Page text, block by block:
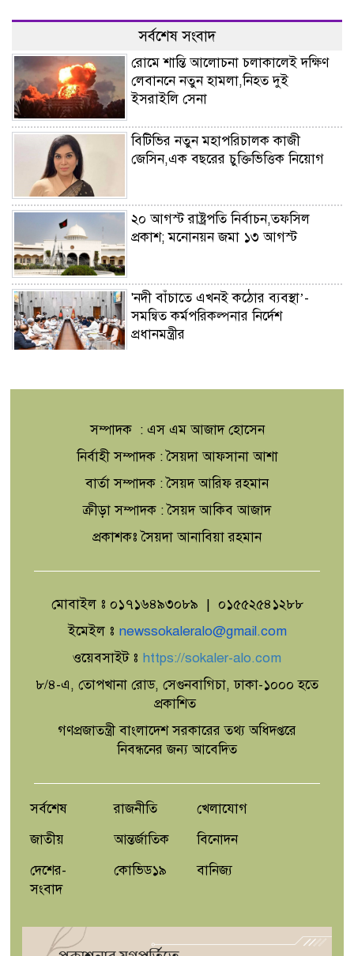
সর্বশেষ সংবাদ
রোমে শান্তি আলোচনা চলাকালেই দক্ষিণ
লেবাননে নতুন হামলা,নিহত দুই
ইসরাইলি সেনা
বিটিভির নতুন মহাপরিচালক কাজী
জেসিন,এক বছরের চুক্তিভিত্তিক নিয়োগ
২০ আগস্ট রাষ্ট্রপতি নির্বাচন,তফসিল
প্রকাশ; মনোনয়ন জমা ১৩ আগস্ট
'নদী বাঁচাতে এখনই কঠোর ব্যবস্থা’-
সমন্বিত কর্মপরিকল্পনার নির্দেশ
প্রধানমন্ত্রীর
প্রাণ,মোটরসাইকেল দুর্ঘটনাই সবচেয়ে
টাঙ্গাইলের মহিষমারা কলেজে গড়ে উঠছে
ভবিষ্যতের কৃষি উদ্যোক্তা
'এক মুঠো মাটির বিস্ময়'
উৎপাদন বাড়াতে না পারলে দেশের উন্নয়ন
সম্ভব নয়: এমপি রবিউল বাশার
শিরোমনি মহসেন আদর্শ সরকারি প্রাথমিক
বিদ্যালয়ে প্রধান শিক্ষক তরিকুল ইসলামের
বিদায় সংবর্ধনা
সম্পাদক : এস এম আজাদ হোসেন
নির্বাহী সম্পাদক : সৈয়দা আফসানা আশা
বার্তা সম্পাদক : সৈয়দ আরিফ রহমান
ক্রীড়া সম্পাদক : সৈয়দ আকিব আজাদ
প্রকাশকঃ সৈয়দা আনাবিয়া রহমান
মোবাইল ঃ ০১৭১৬৪৯৩০৮৯ | ০১৫৫২৫৪১২৮৮
ইমেইল ঃ newssokaleralo@gmail.com
ওয়েবসাইট ঃ https://sokaler-alo.com
৮/৪-এ, তোপখানা রোড, সেগুনবাগিচা, ঢাকা-১০০০ হতে
প্রকাশিত
গণপ্রজাতন্ত্রী বাংলাদেশ সরকারের তথ্য অধিদপ্তরে
নিবন্ধনের জন্য আবেদিত
সর্বশেষ
জাতীয়
দেশের-
সংবাদ
রাজনীতি
আন্তর্জাতিক
কোভিড১৯
খেলাযোগ
বিনোদন
বানিজ্য